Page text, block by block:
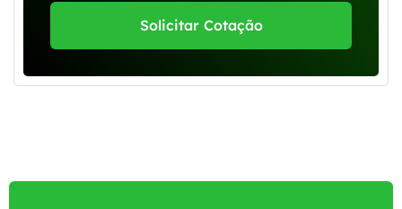
Solicitar Cotação